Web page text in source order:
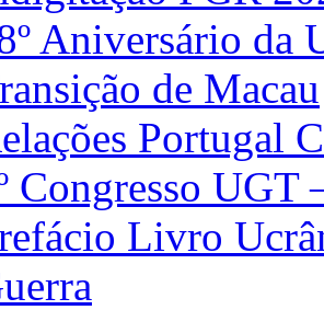
Aniversário da
de Macau
Portugal
Congresso UGT
Livro